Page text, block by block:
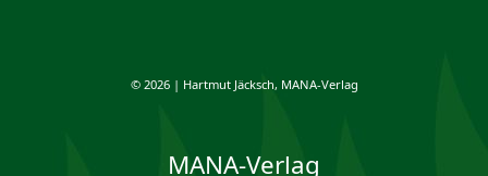
© 2026 | Hartmut Jäcksch, MANA-Verlag
MANA-Verlag